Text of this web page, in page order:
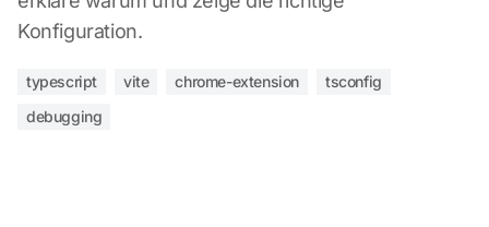
Konfiguration.
typescript vite chrome-extension
tsconfig
debugging